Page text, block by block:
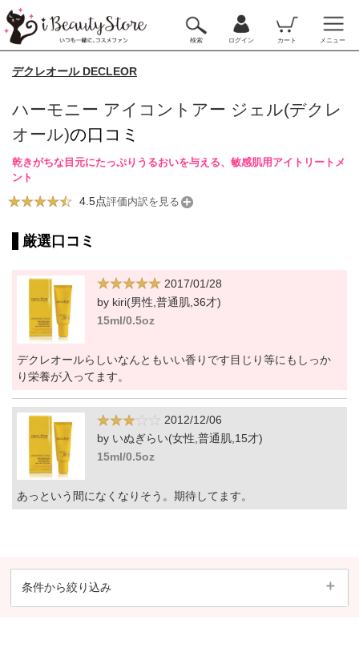
検索 ログイン カート メニュー
デクレオール DECLEOR
ハーモニー アイコントアー ジェル(デクレ
オール)の口コミ
乾きがちな目元にたっぷりうるおいを与える、敏感肌用アイトリートメ
ント
4.5点評価内訳を見る
厳選口コミ
2017/01/28
by kiri(男性,普通肌,36才)
15ml/0.5oz
デクレオールらしいなんともいい香りです目じり等にもしっか
り栄養が入ってます。
2012/12/06
by いぬぎらい(女性,普通肌,15才)
15ml/0.5oz
あっという間になくなりそう。期待してます。
条件から絞り込み